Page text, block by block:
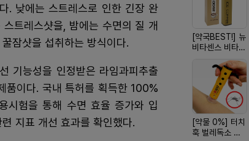
. 낮에는 스트레스로 인한 긴장 완
트레스샷을, 밤에는 수면의 질 개
잠샷을 섭취하는 방식이다.
기능성을 인정받은 라임과피추출
품이다. 국내 특허를 획득한 100%
시험을 통해 수면 효율 증가와 입
지표 개선 효과를 확인했다.
[약국BEST!] 뉴
비타센스 비타민
[약물 0%] 터치
훅 벌레독소 흡